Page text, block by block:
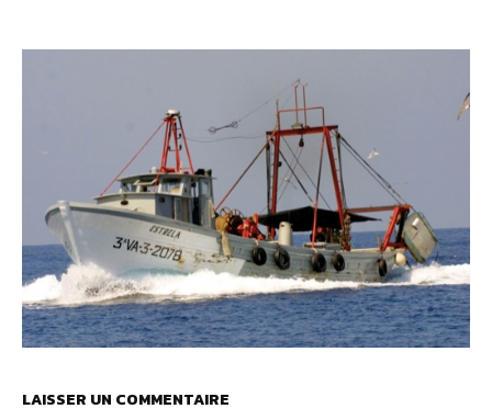
LAISSER UN COMMENTAIRE